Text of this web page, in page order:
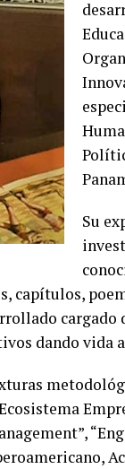
Su
capítulos,
cargado
dando vida